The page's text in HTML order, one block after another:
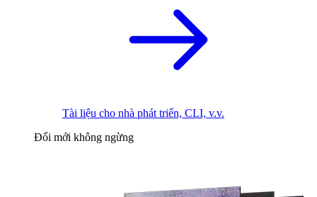
Tài liệu cho nhà phát triển, CLI, v.v.
Đổi mới không ngừng